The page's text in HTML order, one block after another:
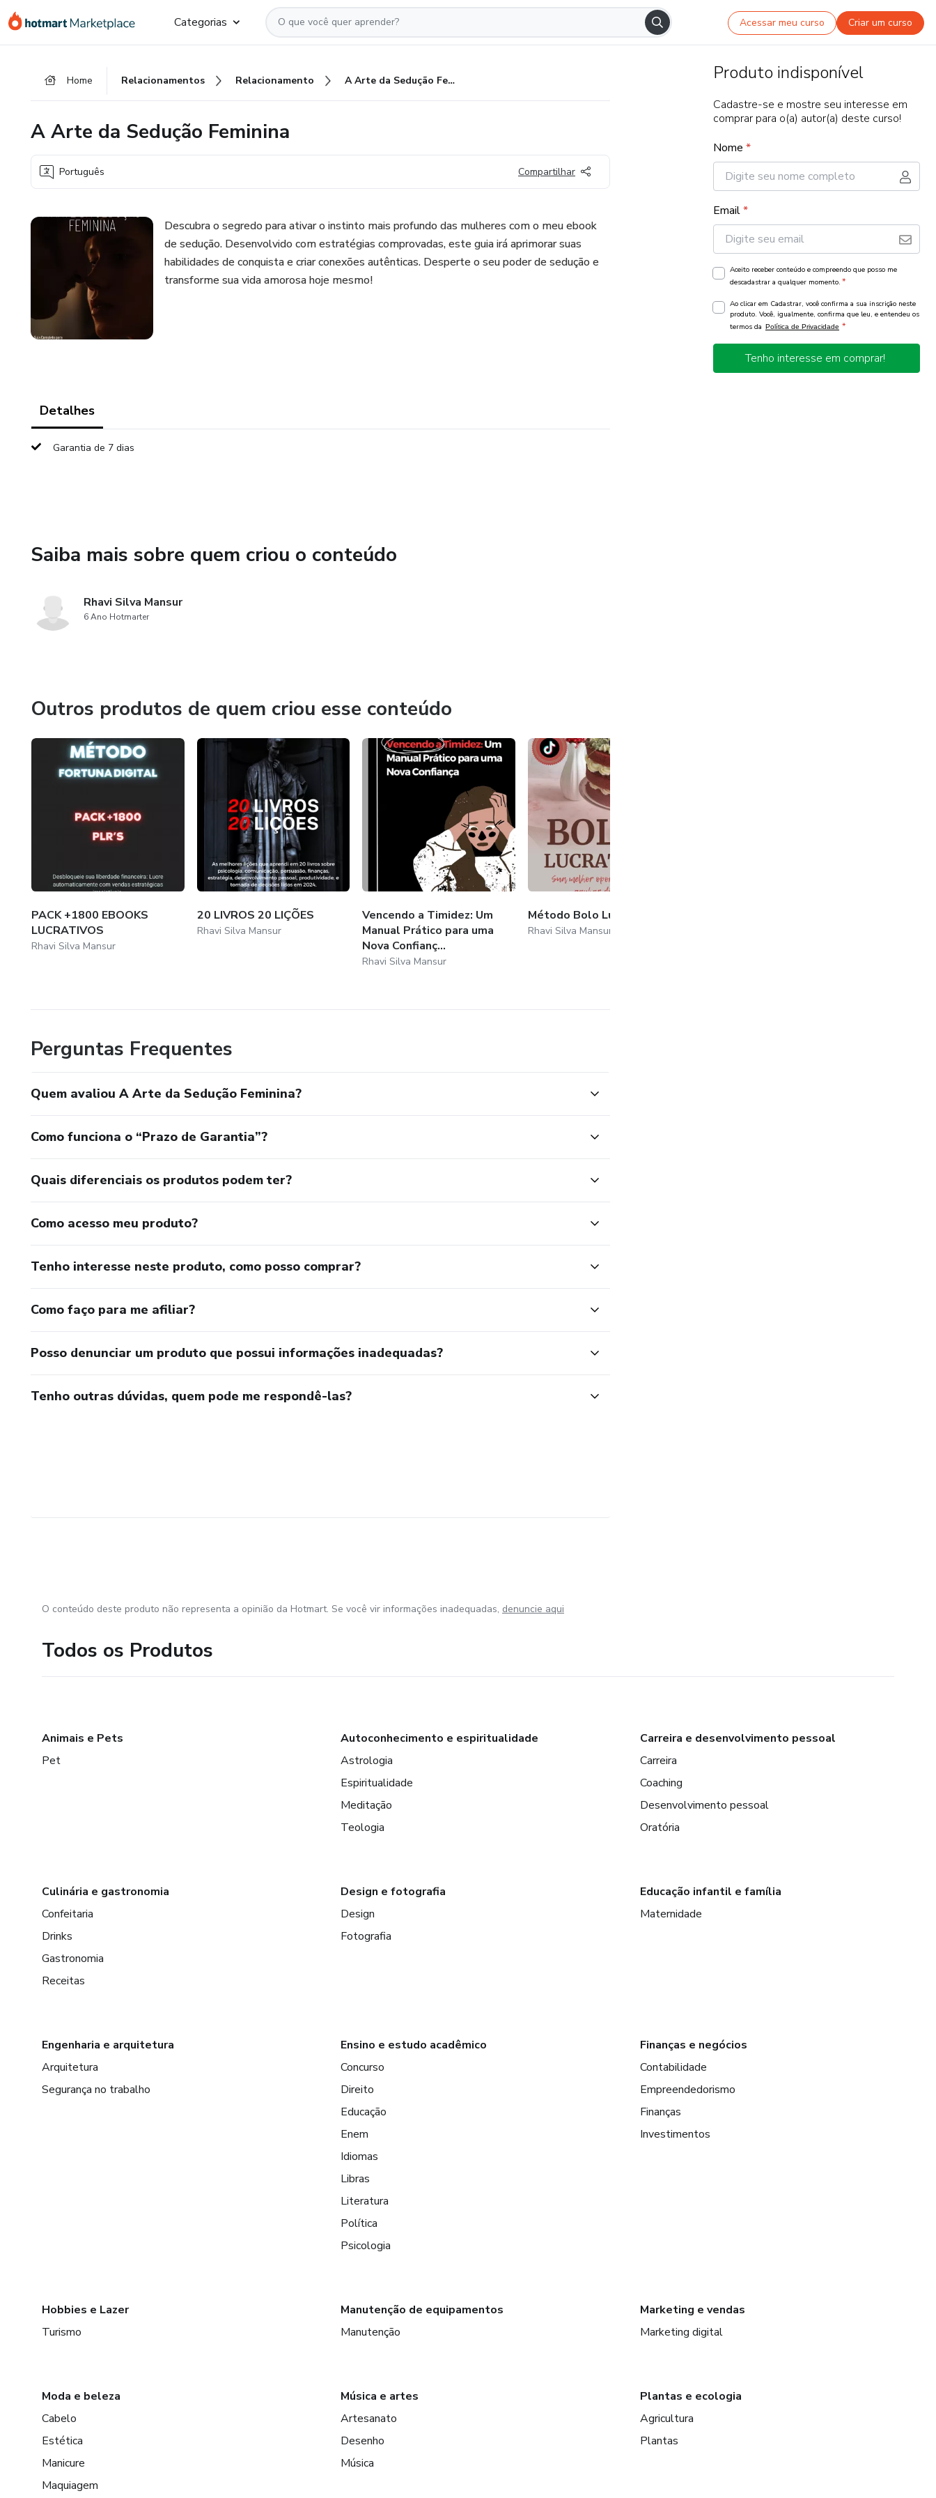
para
para
para
Categorias Acessar meu curso Criar um curso
Home Relacionamentos Relacionamento A Arte da Sedução Feminina
A Arte da Sedução Feminina
Português Compartilhar
Descubra o segredo para ativar o instinto mais profundo das mulheres com o meu ebook
de sedução. Desenvolvido com estratégias comprovadas, este guia irá aprimorar suas
habilidades de conquista e criar conexões autênticas. Desperte o seu poder de sedução e
transforme sua vida amorosa hoje mesmo!
Detalhes
Garantia de 7 dias
Saiba mais sobre quem criou o conteúdo
Rhavi Silva Mansur
6 Ano Hotmarter
Outros produtos de quem criou esse conteúdo
PACK +1800 EBOOKS
LUCRATIVOS
Rhavi Silva Mansur
20 LIVROS 20 LIÇÕES
Rhavi Silva Mansur
Vencendo a Timidez: Um
Manual Prático para uma
Nova Confianç...
Rhavi Silva Mansur
Método Bolo Lucrativo
Rhavi Silva Mansur
Perguntas Frequentes
Quem avaliou A Arte da Sedução Feminina?
Como funciona o “Prazo de Garantia”?
Quais diferenciais os produtos podem ter?
Como acesso meu produto?
Tenho interesse neste produto, como posso comprar?
Como faço para me afiliar?
Posso denunciar um produto que possui informações inadequadas?
Tenho outras dúvidas, quem pode me respondê-las?
Produto indisponível
Cadastre-se e mostre seu interesse em
comprar para o(a) autor(a) deste curso!
Nome *
Email*
Aceito receber conteúdo e compreendo que posso me
descadastrar a qualquer momento. *
Ao clicar em Cadastrar, você confirma a sua inscrição neste
produto. Você, igualmente, confirma que leu, e entendeu os
termos da Política de Privacidade *
Tenho interesse em comprar!
O conteúdo deste produto não representa a opinião da Hotmart. Se você vir informações inadequadas, denuncie aqui
Todos os Produtos
Animais e Pets
Pet
Autoconhecimento e espiritualidade
Astrologia
Espiritualidade
Meditação
Teologia
Carreira e desenvolvimento pessoal
Carreira
Coaching
Desenvolvimento pessoal
Oratória
Culinária e gastronomia
Confeitaria
Drinks
Gastronomia
Receitas
Design e fotografia
Design
Fotografia
Educação infantil e família
Maternidade
Engenharia e arquitetura
Arquitetura
Segurança no trabalho
Ensino e estudo acadêmico
Concurso
Direito
Educação
Enem
Idiomas
Libras
Literatura
Política
Psicologia
Finanças e negócios
Contabilidade
Empreendedorismo
Finanças
Investimentos
Hobbies e Lazer
Turismo
Manutenção de equipamentos
Manutenção
Marketing e vendas
Marketing digital
Moda e beleza
Cabelo
Estética
Manicure
Maquiagem
Música e artes
Artesanato
Desenho
Música
Plantas e ecologia
Agricultura
Plantas